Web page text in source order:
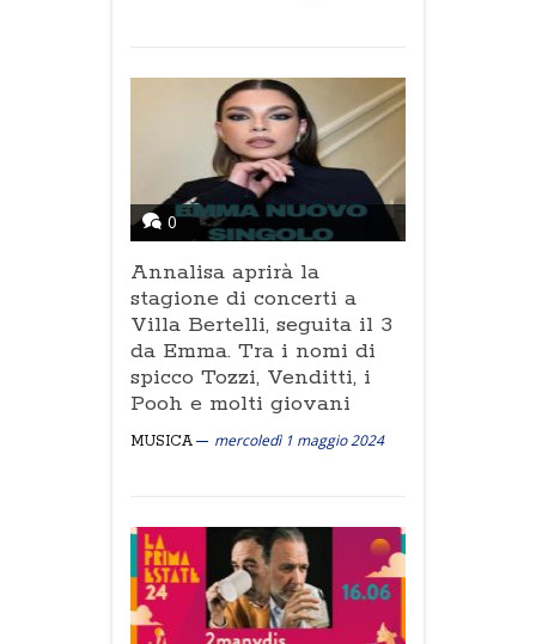
0
Annalisa aprirà la
stagione di concerti a
Villa Bertelli, seguita il 3
da Emma. Tra i nomi di
spicco Tozzi, Venditti, i
Pooh e molti giovani
MUSICA mercoledì 1 maggio 2024